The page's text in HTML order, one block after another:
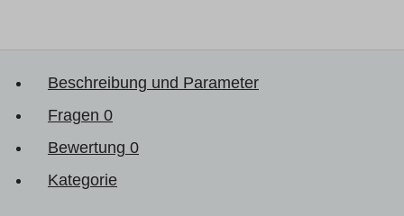
Beschreibung und Parameter
Fragen 0
Bewertung 0
Kategorie